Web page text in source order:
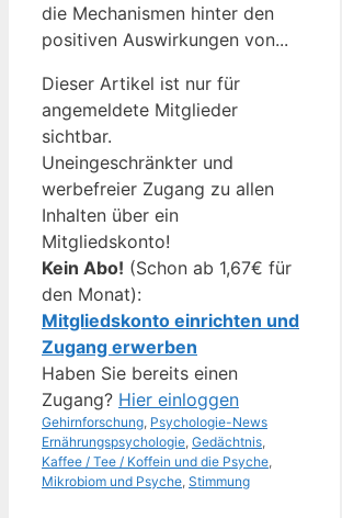
die Mechanismen hinter den
positiven Auswirkungen von...
Dieser Artikel ist nur für
angemeldete Mitglieder
sichtbar.
Uneingeschränkter und
werbefreier Zugang zu allen
Inhalten über ein
Mitgliedskonto!
Kein Abo! (Schon ab 1,67€ für
den Monat):
Mitgliedskonto einrichten und
Zugang erwerben
Haben Sie bereits einen
Zugang? Hier einloggen
Kategorien
Gehirnforschung, Psychologie-NewsSchlagwörter
Ernährungspsychologie, Gedächtnis,
Kaffee / Tee / Koffein und die Psyche,
Mikrobiom und Psyche, Stimmung